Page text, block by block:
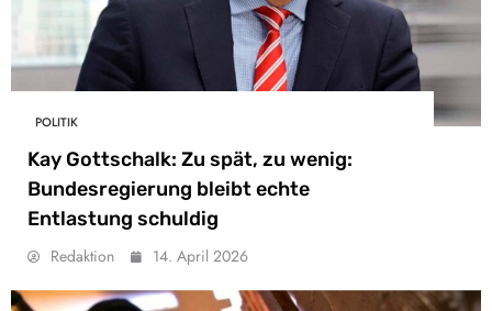
POLITIK
Kay Gottschalk: Zu spät, zu wenig:
Bundesregierung bleibt echte
Entlastung schuldig
Redaktion 14. April 2026